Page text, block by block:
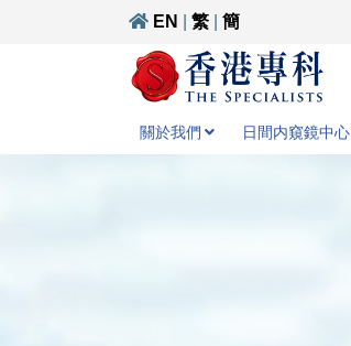
EN 繁 簡
關於我們 日間内窺鏡中心